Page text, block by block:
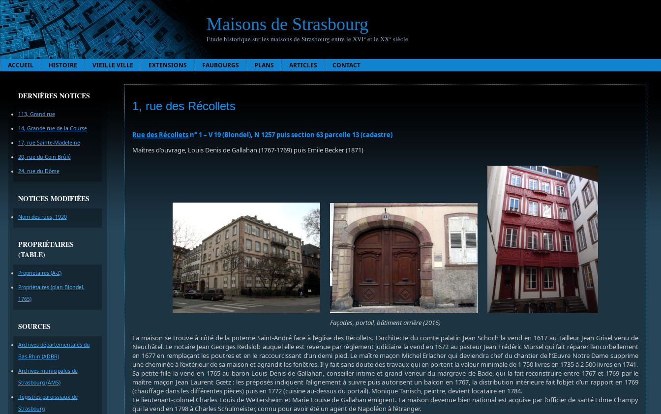
Maisons de Strasbourg
Étude historique sur les maisons de Strasbourg entre le XVI° et le XX° siècle
ACCUEIL HISTOIRE VIEILLE VILLE EXTENSIONS FAUBOURGS PLANS ARTICLES CONTACT
DERNIÈRES NOTICES
113, Grand rue
14, Grande rue de la Course
17, rue Sainte-Madeleine
20, rue du Coin Brûlé
24, rue du Dôme
NOTICES MODIFIÉES
Nom des rues, 1920
PROPRIÉTAIRES
(TABLE)
Proprietaires (A-Z)
Propriétaires (plan Blondel,
1765)
SOURCES
Archives départementales du
Bas-Rhin (ADBR)
Archives municipales de
Strasbourg (AMS)
Registres paroissiaux de
Strasbourg
1, rue des Récollets
Rue des Récollets n° 1 – V 19 (Blondel), N 1257 puis section 63 parcelle 13 (cadastre)
Maîtres d’ouvrage, Louis Denis de Gallahan (1767-1769) puis Emile Becker (1871)
Façades, portail, bâtiment arrière (2016)
La maison se trouve à côté de la poterne Saint-André face à l’église des Récollets. L’architecte du comte palatin Jean Schoch la vend en 1617 au tailleur Jean Grisel venu de
Neuchâtel. Le notaire Jean Georges Redslob auquel elle est revenue par règlement judiciaire la vend en 1672 au pasteur Jean Frédéric Mürsel qui fait réparer l’encorbellement
en 1677 en remplaçant les poutres et en le raccourcissant d’un demi pied. Le maître maçon Michel Erlacher qui deviendra chef du chantier de l’Œuvre Notre Dame supprime
une cheminée à l’extérieur de sa maison et agrandit les fenêtres. Il y fait sans doute des travaux qui en portent la valeur minimale de 1 750 livres en 1735 à 2 500 livres en 1741.
Sa petite-fille la vend en 1765 au baron Louis Denis de Gallahan, conseiller intime et grand veneur du margrave de Bade, qui la fait reconstruire entre 1767 et 1769 par le
maître maçon Jean Laurent Gœtz : les préposés indiquent l’alignement à suivre puis autorisent un balcon en 1767, la distribution intérieure fait l’objet d’un rapport en 1769
(chauffage dans les différentes pièces) puis en 1772 (cuisine au-dessus du portail). Monique Tanisch, peintre, devient locataire en 1784.
Le lieutenant-colonel Charles Louis de Weitersheim et Marie Louise de Gallahan émigrent. La maison devenue bien national est acquise par l’officier de santé Edme Champy
qui la vend en 1798 à Charles Schulmeister, connu pour avoir été un agent de Napoléon à l’étranger.